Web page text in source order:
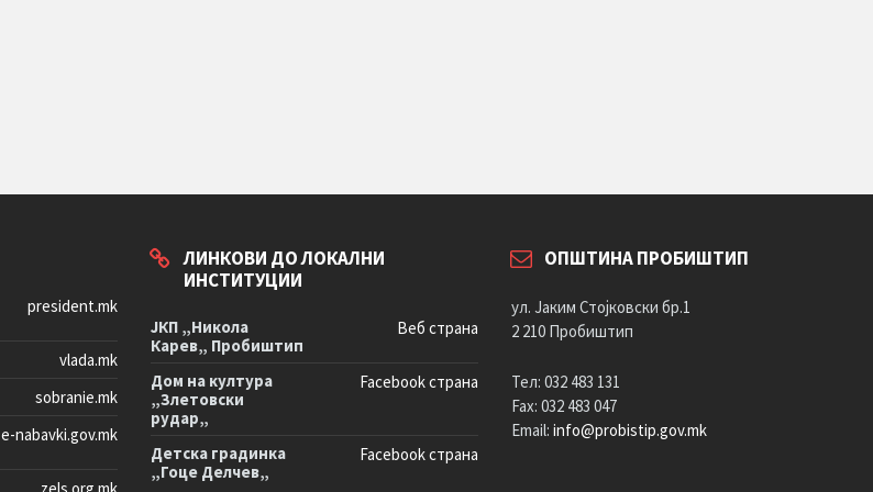
president.mk
vlada.mk
sobranie.mk
e-nabavki.gov.mk
ЛИНКОВИ ДО ЛОКАЛНИ
ИНСТИТУЦИИ
ЈКП „Никола
Карев„ Пробиштип
Веб страна
Дом на култура
„Злетовски
рудар„
Facebook страна
Детска градинка
„Гоце Делчев„
Facebook страна
ОПШТИНА ПРОБИШТИП
ул. Јаким Стојковски бр.1
2 210 Пробиштип
Тел: 032 483 131
Fax: 032 483 047
Email:info@probistip.gov.mk